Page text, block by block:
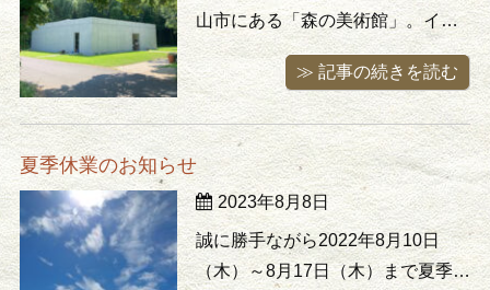
山市にある「森の美術館」。イン
ターネットで検索すると評判も良
く、HPで拝見した美術館の様子も
とても素敵で是非訪れてみたいと
思っていました。 「森の美術館」
とは？ 流山おおたかの森駅から
徒歩20分ほどのところにある「森
の美術館」は2016年8月にオー ...
≫ 記事の続きを読む
夏季休業のお知らせ
2023年8月8日
誠に勝手ながら2022年8月10日
（木）～8月17日（木）まで夏季休